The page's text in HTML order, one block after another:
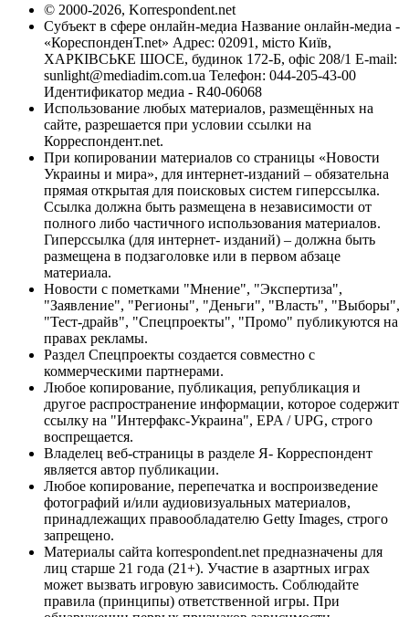
© 2000-2026, Korrespondent.net
Субъект в сфере онлайн-медиа Название онлайн-медиа -
«КореспонденТ.net» Адрес: 02091, місто Київ,
ХАРКІВСЬКЕ ШОСЕ, будинок 172-Б, офіс 208/1 E-mail:
sunlight@mediadim.com.ua Телефон: 044-205-43-00
Идентификатор медиа - R40-06068
Использование любых материалов, размещённых на
сайте, разрешается при условии ссылки на
Корреспондент.net.
При копировании материалов со страницы «Новости
Украины и мира», для интернет-изданий – обязательна
прямая открытая для поисковых систем гиперссылка.
Ссылка должна быть размещена в независимости от
полного либо частичного использования материалов.
Гиперссылка (для интернет- изданий) – должна быть
размещена в подзаголовке или в первом абзаце
материала.
Новости с пометками "Мнение", "Экспертиза",
"Заявление", "Регионы", "Деньги", "Власть", "Выборы",
"Тест-драйв", "Спецпроекты", "Промо" публикуются на
правах рекламы.
Раздел Спецпроекты создается совместно с
коммерческими партнерами.
Любое копирование, публикация, републикация и
другое распространение информации, которое содержит
ссылку на "Интерфакс-Украина", EPA / UPG, строго
воспрещается.
Владелец веб-страницы в разделе Я- Корреспондент
является автор публикации.
Любое копирование, перепечатка и воспроизведение
фотографий и/или аудиовизуальных материалов,
принадлежащих правообладателю Getty Images, строго
запрещено.
Материалы сайта korrespondent.net предназначены для
лиц старше 21 года (21+). Участие в азартных играх
может вызвать игровую зависимость. Соблюдайте
правила (принципы) ответственной игры. При